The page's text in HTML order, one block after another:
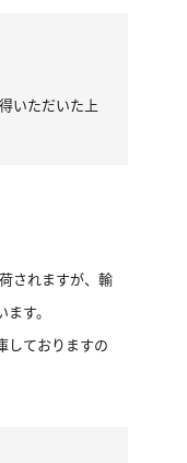
いただいた上
されますが、輸
す。
しておりますの